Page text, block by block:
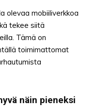
olevaa mobiiliverkkoa
tekee siitä
Tämä on
toimimattomat
näin pieneksi